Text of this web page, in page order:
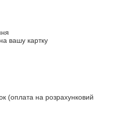
вашу картку
(оплата на розрахунковий